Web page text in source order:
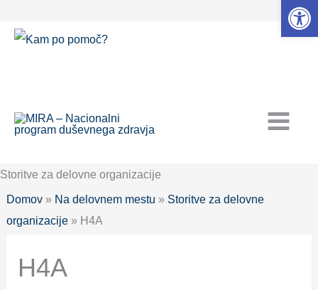
Storitve za delovne organizacije
Domov» Na delovnem mestu » Storitve za delovne
organizacije» H4A
H4A